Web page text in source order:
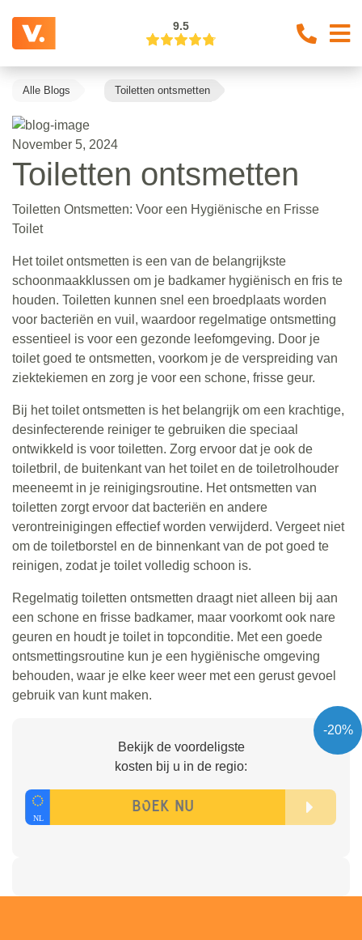
9.5
Alle Blogs Toiletten ontsmetten
November 5, 2024
Toiletten ontsmetten
Toiletten Ontsmetten: Voor een Hygiënische en Frisse
Toilet
Het toilet ontsmetten is een van de belangrijkste
schoonmaakklussen om je badkamer hygiënisch en fris te
houden. Toiletten kunnen snel een broedplaats worden
voor bacteriën en vuil, waardoor regelmatige ontsmetting
essentieel is voor een gezonde leefomgeving. Door je
toilet goed te ontsmetten, voorkom je de verspreiding van
ziektekiemen en zorg je voor een schone, frisse geur.
Bij het toilet ontsmetten is het belangrijk om een krachtige,
desinfecterende reiniger te gebruiken die speciaal
ontwikkeld is voor toiletten. Zorg ervoor dat je ook de
toiletbril, de buitenkant van het toilet en de toiletrolhouder
meeneemt in je reinigingsroutine. Het ontsmetten van
toiletten zorgt ervoor dat bacteriën en andere
verontreinigingen effectief worden verwijderd. Vergeet niet
om de toiletborstel en de binnenkant van de pot goed te
reinigen, zodat je toilet volledig schoon is.
Regelmatig toiletten ontsmetten draagt niet alleen bij aan
een schone en frisse badkamer, maar voorkomt ook nare
geuren en houdt je toilet in topconditie. Met een goede
ontsmettingsroutine kun je een hygiënische omgeving
behouden, waar je elke keer weer met een gerust gevoel
gebruik van kunt maken.
-20%
Bekijk de voordeligste
kosten bij u in de regio: